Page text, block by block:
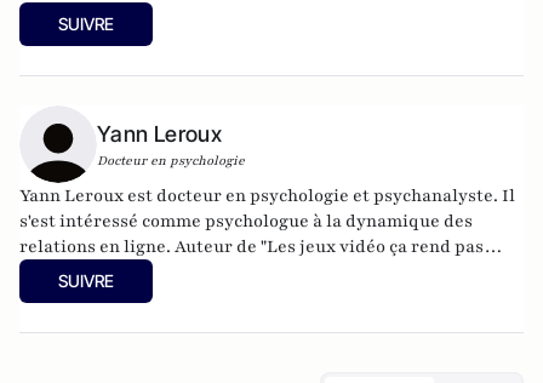
SUIVRE
Yann Leroux
Docteur en psychologie
Yann Leroux est docteur en psychologie et psychanalyste. Il
s'est intéressé comme psychologue à la dynamique des
relations en ligne. Auteur de "Les jeux vidéo ça rend pas
idiot" et "Mon psy sur internet" éditions fyp tient le blog
psyetgeek.
SUIVRE